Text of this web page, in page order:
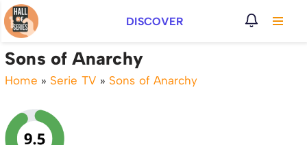
Vai
al
contenuto
DISCOVER
Sons of Anarchy
Home » Serie TV » Sons of Anarchy